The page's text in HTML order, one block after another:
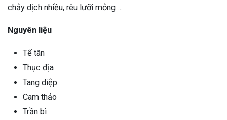
chảy dịch nhiều, rêu lưỡi mỏng….
Nguyên liệu
Tế tân
Thục địa
Tang diệp
Cam thảo
Trần bì